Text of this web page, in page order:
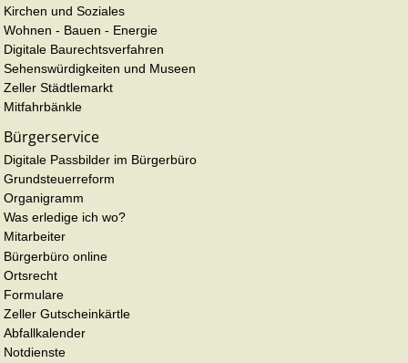
Kirchen und Soziales
Wohnen - Bauen - Energie
Digitale Baurechtsverfahren
Sehenswürdigkeiten und Museen
Zeller Städtlemarkt
Mitfahrbänkle
Bürgerservice
Digitale Passbilder im Bürgerbüro
Grundsteuerreform
Organigramm
Was erledige ich wo?
Mitarbeiter
Bürgerbüro online
Ortsrecht
Formulare
Zeller Gutscheinkärtle
Abfallkalender
Notdienste